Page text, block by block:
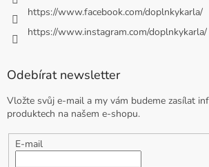
https://www.facebook.com/doplnkykarla/
https://www.instagram.com/doplnkykarla/
Odebírat newsletter
Vložte svůj e-mail a my vám budeme zasílat
produktech na našem e-shopu.
E-mail